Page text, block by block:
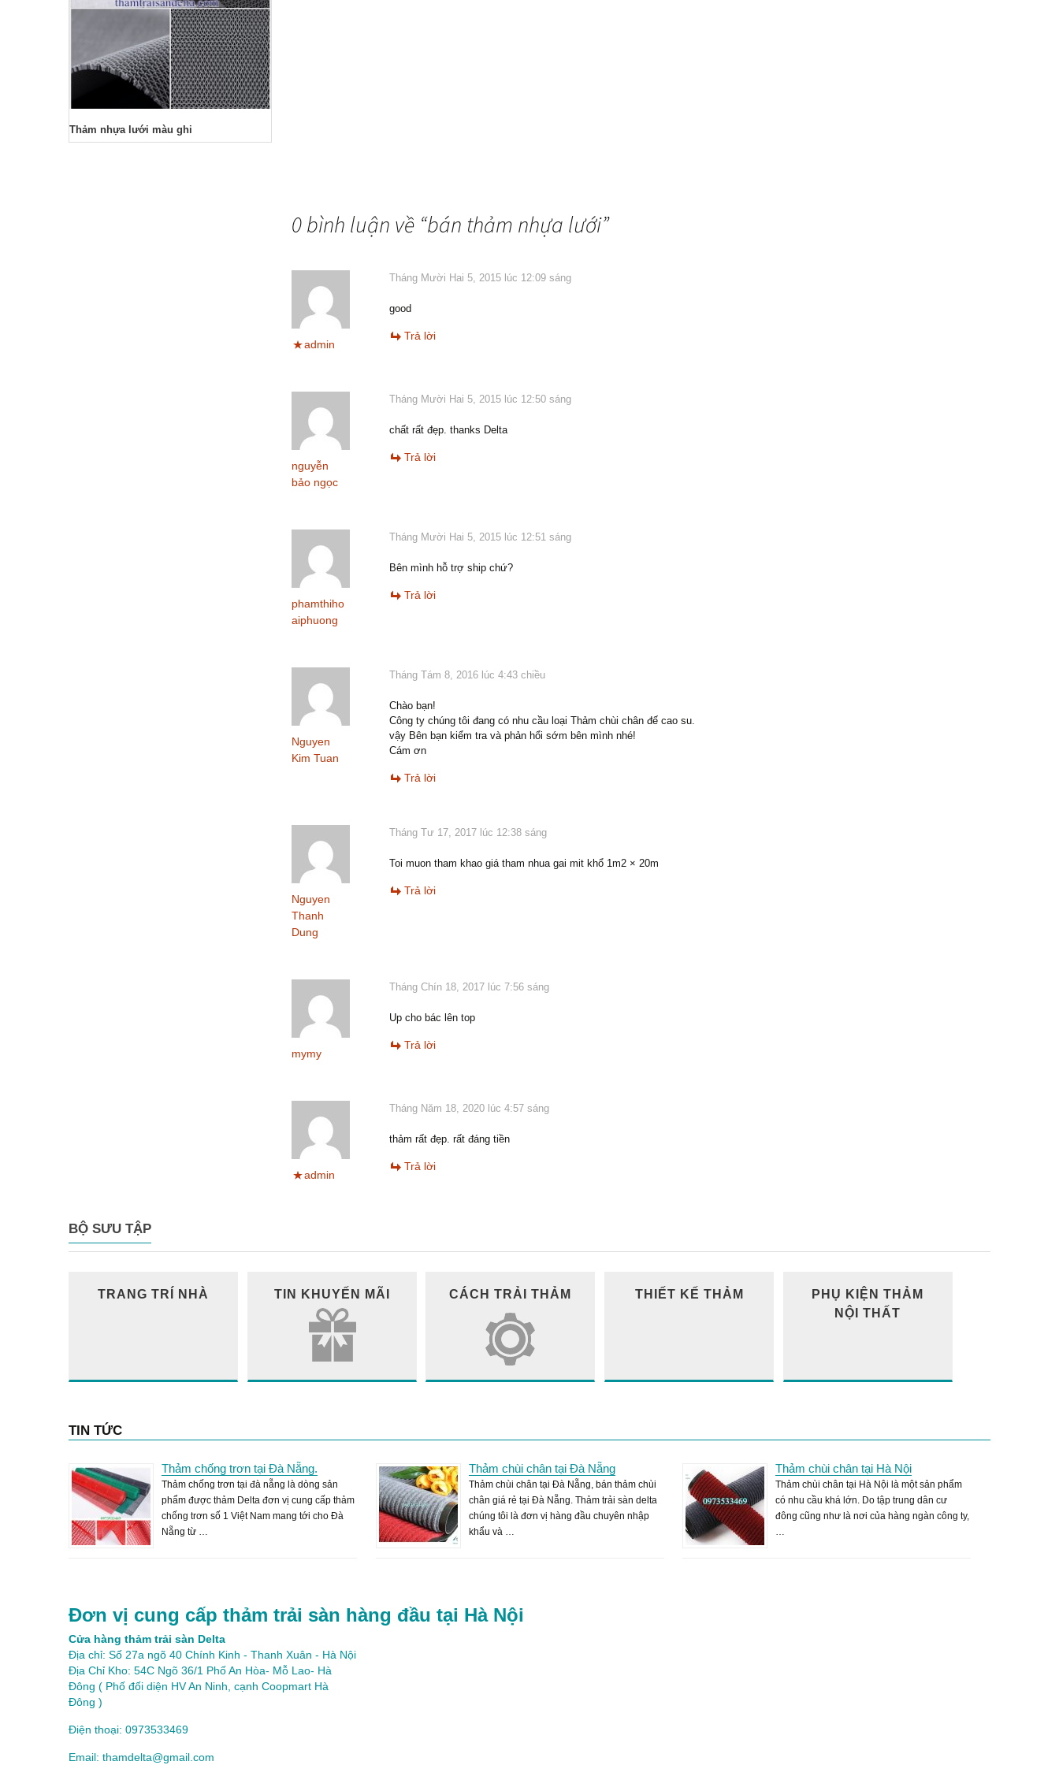
Thảm nhựa lưới màu ghi
0 bình luận về “bán thảm nhựa lưới”
admin
Tháng Mười Hai 5, 2015 lúc 12:09 sáng
good
Trả lời
nguyễn
bảo ngọc
Tháng Mười Hai 5, 2015 lúc 12:50 sáng
chất rất đẹp. thanks Delta
Trả lời
phamthiho
aiphuong
Tháng Mười Hai 5, 2015 lúc 12:51 sáng
Bên mình hỗ trợ ship chứ?
Trả lời
Nguyen
Kim Tuan
Tháng Tám 8, 2016 lúc 4:43 chiều
Chào bạn!
Công ty chúng tôi đang có nhu cầu loại Thảm chùi chân đế cao su.
vậy Bên bạn kiểm tra và phản hổi sớm bên mình nhé!
Cám ơn
Trả lời
Nguyen
Thanh
Dung
Tháng Tư 17, 2017 lúc 12:38 sáng
Toi muon tham khao giá tham nhua gai mit khổ 1m2 × 20m
Trả lời
mymy
Tháng Chín 18, 2017 lúc 7:56 sáng
Up cho bác lên top
Trả lời
admin
Tháng Năm 18, 2020 lúc 4:57 sáng
thảm rất đẹp. rất đáng tiền
Trả lời
BỘ SƯU TẬP
TRANG TRÍ NHÀ TIN KHUYẾN MÃI CÁCH TRẢI THẢM THIẾT KẾ THẢM
PHỤ KIỆN THẢM
NỘI THẤT
TIN TỨC
Thảm chống trơn tại Đà Nẵng.
Thảm chống trơn tại đà nẵng là dòng sản
phẩm được thảm Delta đơn vị cung cấp thảm
chống trơn số 1 Việt Nam mang tới cho Đà
Nẵng từ …
Thảm chùi chân tại Đà Nẵng
Thảm chùi chân tại Đà Nẵng, bán thảm chùi
chân giá rẻ tại Đà Nẵng. Thảm trải sàn delta
chúng tôi là đơn vị hàng đầu chuyên nhập
khẩu và …
Thảm chùi chân tại Hà Nội
Thảm chùi chân tại Hà Nội là một sản phẩm
có nhu cầu khá lớn. Do tập trung dân cư
đông cũng như là nơi của hàng ngàn công ty,
…
Đơn vị cung cấp thảm trải sàn hàng đầu tại Hà Nội
Cửa hàng thảm trải sàn Delta
Địa chỉ: Số 27a ngõ 40 Chính Kinh - Thanh Xuân - Hà Nội
Địa Chỉ Kho: 54C Ngõ 36/1 Phố An Hòa- Mỗ Lao- Hà
Đông ( Phố đối diện HV An Ninh, cạnh Coopmart Hà
Đông )
Điện thoại: 0973533469
Email: thamdelta@gmail.com